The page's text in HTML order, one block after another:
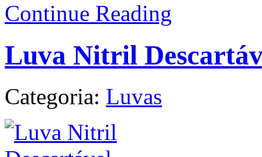
Continue Reading
Luva Nitril
Categoria: Luvas